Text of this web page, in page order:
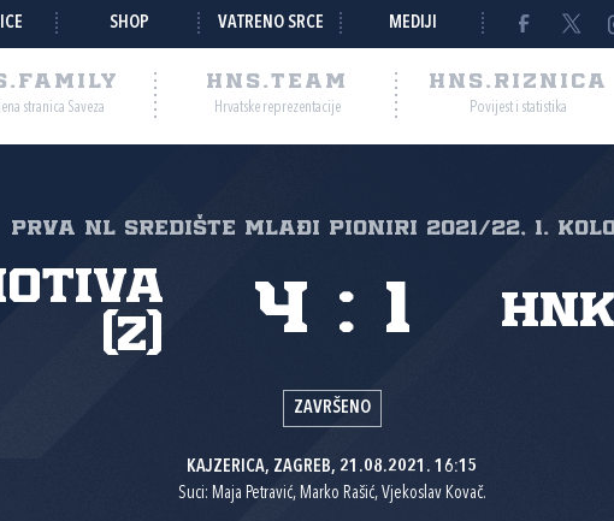
SHOP VATRENO SRCE MEDIJI
stranica Saveza
HNS.TEAM
Hrvatske reprezentacije
HNS.RIZNICA
Povijest i statistika
Prva NL Središte mlađi pioniri 2021/22, 1. kolo
(Z)
4 : 1
ZAVRŠENO
KAJZERICA, ZAGREB, 21.08.2021. 16:15
Suci: Maja Petravić, Marko Rašić, Vjekoslav Kovač.